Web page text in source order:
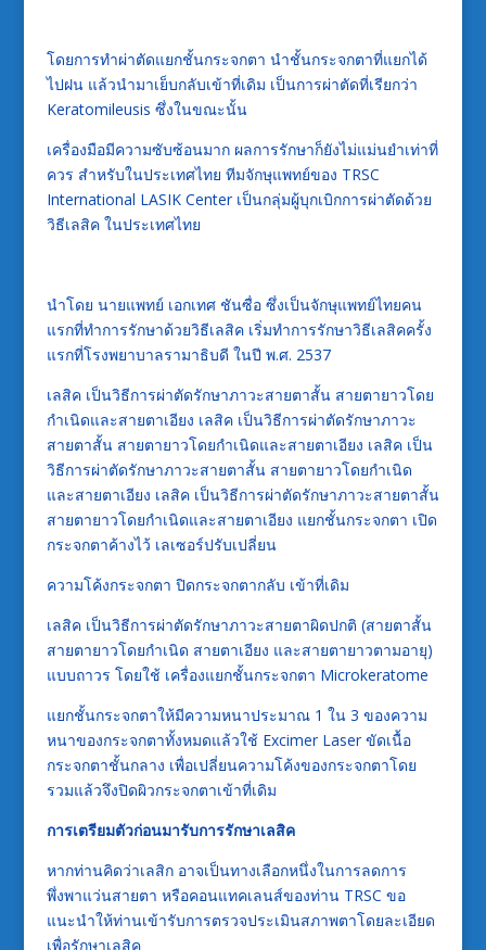
โดยการทำผ่าตัดแยกชั้นกระจกตา นำชั้นกระจกตาที่แยกได้
ไปฝน แล้วนำมาเย็บกลับเข้าที่เดิม เป็นการผ่าตัดที่เรียกว่า
Keratomileusis ซึ่งในขณะนั้น
เครื่องมือมีความซับซ้อนมาก ผลการรักษาก็ยังไม่แม่นยำเท่าที่
ควร สำหรับในประเทศไทย ทีมจักษุแพทย์ของ TRSC
International LASIK Center เป็นกลุ่มผู้บุกเบิกการผ่าตัดด้วย
วิธีเลสิค ในประเทศไทย
นำโดย นายแพทย์ เอกเทศ ชันซื่อ ซึ่งเป็นจักษุแพทย์ไทยคน
แรกที่ทำการรักษาด้วยวิธีเลสิค เริ่มทำการรักษาวิธีเลสิคครั้ง
แรกที่โรงพยาบาลรามาธิบดี ในปี พ.ศ. 2537
เลสิค เป็นวิธีการผ่าตัดรักษาภาวะสายตาสั้น สายตายาวโดย
กำเนิดและสายตาเอียง เลสิค เป็นวิธีการผ่าตัดรักษาภาวะ
สายตาสั้น สายตายาวโดยกำเนิดและสายตาเอียง เลสิค เป็น
วิธีการผ่าตัดรักษาภาวะสายตาสั้น สายตายาวโดยกำเนิด
และสายตาเอียง เลสิค เป็นวิธีการผ่าตัดรักษาภาวะสายตาสั้น
สายตายาวโดยกำเนิดและสายตาเอียง แยกชั้นกระจกตา เปิด
กระจกตาค้างไว้ เลเซอร์ปรับเปลี่ยน
ความโค้งกระจกตา ปิดกระจกตากลับ เข้าที่เดิม
เลสิค เป็นวิธีการผ่าตัดรักษาภาวะสายตาผิดปกติ (สายตาสั้น
สายตายาวโดยกำเนิด สายตาเอียง และสายตายาวตามอายุ)
แบบถาวร โดยใช้ เครื่องแยกชั้นกระจกตา Microkeratome
แยกชั้นกระจกตาให้มีความหนาประมาณ 1 ใน 3 ของความ
หนาของกระจกตาทั้งหมดแล้วใช้ Excimer Laser ขัดเนื้อ
กระจกตาชั้นกลาง เพื่อเปลี่ยนความโค้งของกระจกตาโดย
รวมแล้วจึงปิดผิวกระจกตาเข้าที่เดิม
การเตรียมตัวก่อนมารับการรักษาเลสิค
หากท่านคิดว่าเลสิก อาจเป็นทางเลือกหนึ่งในการลดการ
พึ่งพาแว่นสายตา หรือคอนแทคเลนส์ของท่าน TRSC ขอ
แนะนำให้ท่านเข้ารับการตรวจประเมินสภาพตาโดยละเอียด
เพื่อรักษาเลสิค